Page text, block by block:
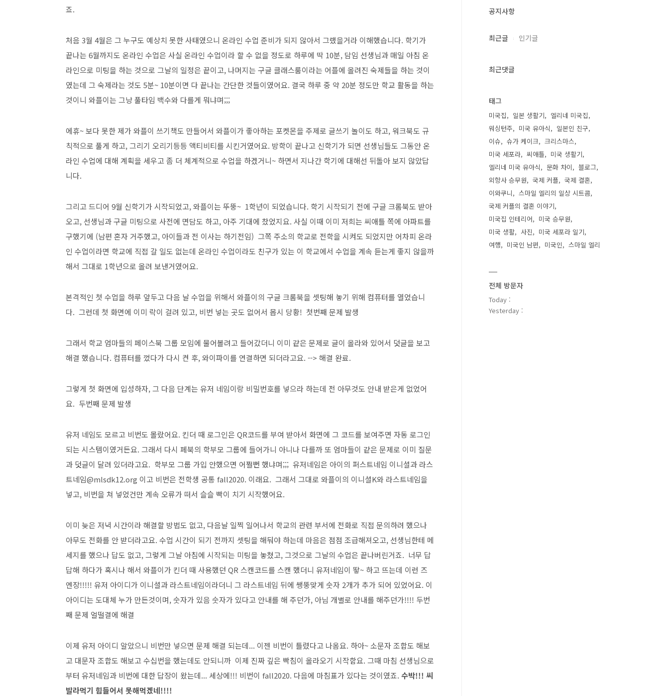
죠.
처음 3월 4월은 그 누구도 예상치 못한 사태였으니 온라인 수업 준비가 되지 않아서 그랬을거라 이해했습니다. 학기가
끝나는 6월까지도 온라인 수업은 사실 온라인 수업이라 할 수 없을 정도로 하루에 딱 10분, 담임 선생님과 매일 아침 온
라인으로 미팅을 하는 것으로 그날의 일정은 끝이고, 나머지는 구글 클래스룸이라는 어플에 올려진 숙제들을 하는 것이
였는데 그 숙제라는 것도 5분~ 10분이면 다 끝나는 간단한 것들이였어요. 결국 하루 중 약 20분 정도만 학교 활동을 하는
것이니 와플이는 그냥 풀타임 백수와 다를게 뭐냐며;;;
에휴~ 보다 못한 제가 와플이 쓰기책도 만들어서 와플이가 좋아하는 포켓몬을 주제로 글쓰기 놀이도 하고, 워크북도 규
칙적으로 풀게 하고, 그리기 오리기등등 액티비티를 시킨거였어요. 방학이 끝나고 신학기가 되면 선생님들도 그동안 온
라인 수업에 대해 계획을 세우고 좀 더 체계적으로 수업을 하겠거니~ 하면서 지나간 학기에 대해선 뒤돌아 보지 않았답
니다.
그리고 드디어 9월 신학기가 시작되었고, 와플이는 뚜뚱~ 1학년이 되었습니다. 학기 시작되기 전에 구글 크롬북도 받아
오고, 선생님과 구글 미팅으로 사전에 면담도 하고, 아주 기대에 찼었지요. 사실 이때 이미 저희는 씨애틀 쪽에 아파트를
구했기에 (남편 혼자 거주했고, 아이들과 전 이사는 하기전임) 그쪽 주소의 학교로 전학을 시켜도 되었지만 어차피 온라
인 수업이라면 학교에 직접 갈 일도 없는데 온라인 수업이라도 친구가 있는 이 학교에서 수업을 계속 듣는게 좋지 않을까
해서 그대로 1학년으로 올려 보낸거였어요.
본격적인 첫 수업을 하루 앞두고 다음 날 수업을 위해서 와플이의 구글 크롬북을 셋팅해 놓기 위해 컴퓨터를 열었습니
다. 그런데 첫 화면에 이미 락이 걸려 있고, 비번 넣는 곳도 없어서 몹시 당황! 첫번째 문제 발생
그래서 학교 엄마들의 페이스북 그룹 모임에 물어볼려고 들어갔더니 이미 같은 문제로 글이 올라와 있어서 덧글을 보고
해결 했습니다. 컴퓨터를 껐다가 다시 켠 후, 와이파이를 연결하면 되더라고요. --> 해결 완료.
그렇게 첫 화면에 입성하자, 그 다음 단계는 유저 네임이랑 비밀번호를 넣으라 하는데 전 아무것도 안내 받은게 없었어
요. 두번째 문제 발생
유저 네임도 모르고 비번도 몰랐어요. 킨더 때 로그인은 QR코드를 부여 받아서 화면에 그 코드를 보여주면 자동 로그인
되는 시스템이였거든요. 그래서 다시 페북의 학부모 그룹에 들어가니 아니나 다를까 또 엄마들이 같은 문제로 이미 질문
과 덧글이 달려 있더라고요. 학부모 그룹 가입 안했으면 어쩔뻔 했냐며;;; 유저네임은 아이의 퍼스트네임 이니셜과 라스
트네임@mlsdk12.org 이고 비번은 전학생 공통 fall2020. 이래요. 그래서 그대로 와플이의 이니셜K와 라스트네임을
넣고, 비번을 쳐 넣었건만 계속 오류가 떠서 슬슬 빡이 치기 시작했어요.
이미 늦은 저녁 시간이라 해결할 방법도 없고, 다음날 일찍 일어나서 학교의 관련 부서에 전화로 직접 문의하려 했으나
아무도 전화를 안 받더라고요. 수업 시간이 되기 전까지 셋팅을 해둬야 하는데 마음은 점점 조급해져오고, 선생님한테 메
세지를 했으나 답도 없고, 그렇게 그날 아침에 시작되는 미팅을 놓쳤고, 그것으로 그날의 수업은 끝나버린거죠. 너무 답
답해 하다가 혹시나 해서 와플이가 킨더 때 사용했던 QR 스캔코드를 스캔 했더니 유저네임이 뙇~ 하고 뜨는데 이런 즈
엔장!!!!! 유저 아이디가 이니셜과 라스트네임이라더니 그 라스트네임 뒤에 쌩뚱맞게 숫자 2개가 추가 되어 있었어요. 이
아이디는 도대체 누가 만든것이며, 숫자가 있음 숫자가 있다고 안내를 해 주던가, 아님 개별로 안내를 해주던가!!!! 두번
째 문제 얼떨결에 해결
이제 유저 아이디 알았으니 비번만 넣으면 문제 해결 되는데... 이젠 비번이 틀렸다고 나옴요. 하아~ 소문자 조합도 해보
고 대문자 조합도 해보고 수십번을 했는데도 안되니까 이제 진짜 깊은 빡침이 올라오기 시작함요. 그때 마침 선생님으로
부터 유저네임과 비번에 대한 답장이 왔는데... 세상에!!! 비번이 fall2020. 다음에 마침표가 있다는 것이였죠. 수박!!! 씨
발라먹기 힘들어서 못해먹겠네!!!!
공지사항
최근글 인기글
최근댓글
태그
미국집 일본 생활기
엘리네 미국집
워싱턴주
미국 유아식
일본인 친구
이슈
슈가 케이크
크리스마스
미국 세포라
씨애틀
미국 생활기
엘리네 미국 유아식
문화 차이
블로그
외항사 승무원
국제 커플
국제 결혼
이와쿠니
스마일 엘리의 일상 시트콤
국제 커플의 결혼 이야기
미국집 인테리어
미국 승무원
미국 생활
사진
미국 세포라 일기
여행
미국인 남편 미국인 스마일 엘리
전체 방문자
Today :
Yesterday :